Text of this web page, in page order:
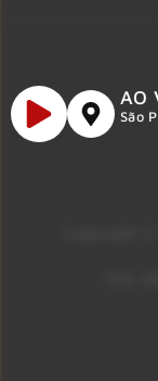
AO
São